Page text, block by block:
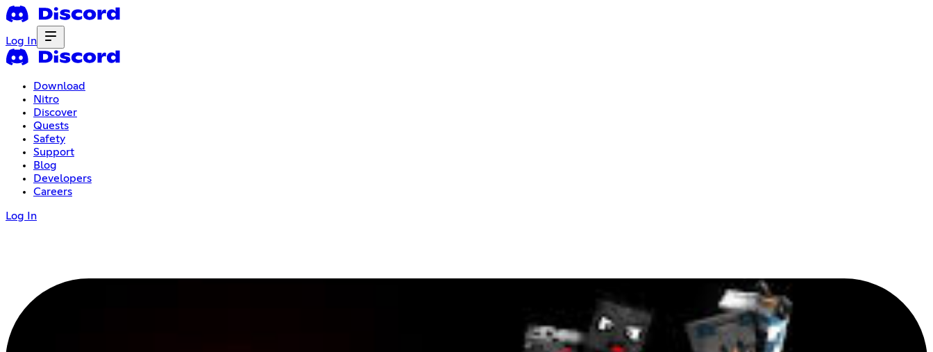
Log In
Download
Nitro
Discover
Quests
Safety
Support
Blog
Developers
Careers
Log In